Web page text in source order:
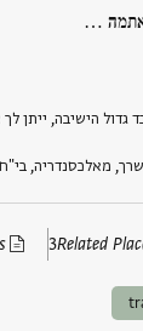
‮…
גדול הישיבה, ייתן
מאלכסנדריה,
Related
3